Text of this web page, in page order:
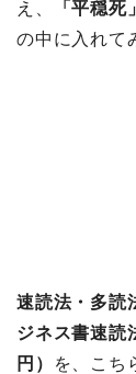
え、
「平穏死」
の中に入れて
速読法・多読
ジネス書速読
円）
を、こち